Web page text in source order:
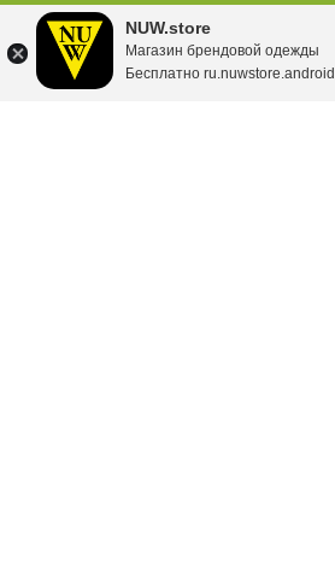
NUW.store
Магазин брендовой одежды
Бесплатно ru.nuwstore.android